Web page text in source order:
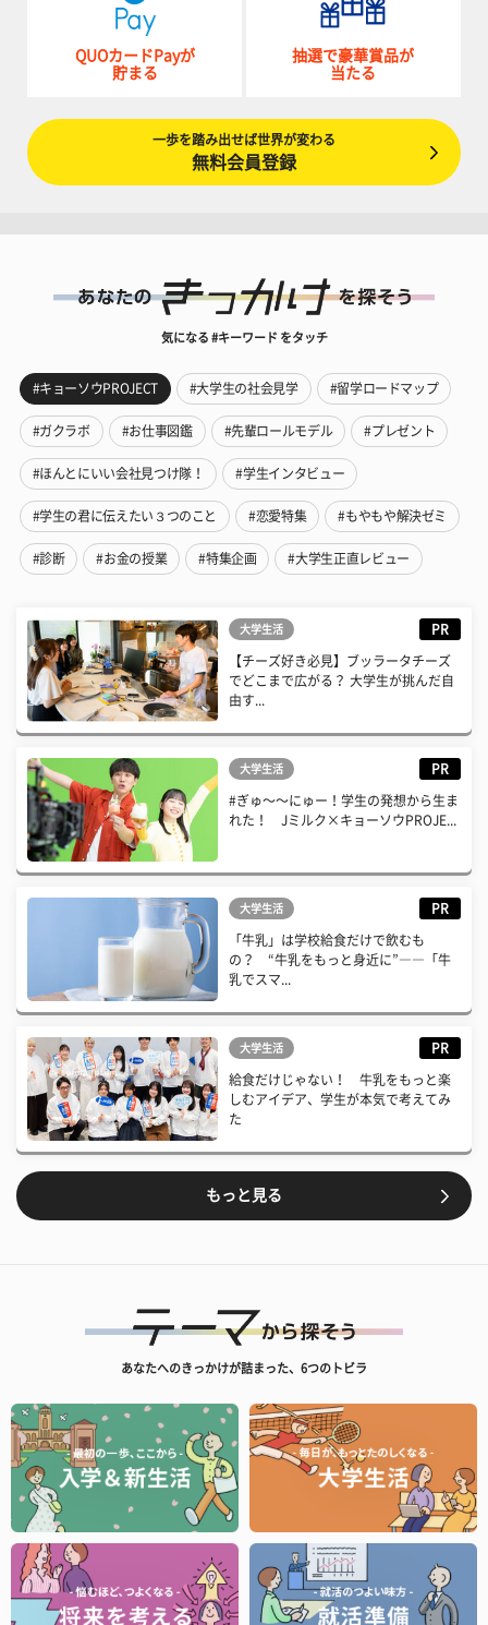
QUOカードPayが
貯まる
抽選で豪華賞品が
当たる
一歩を踏み出せば世界が変わる
無料会員登録
気になる #キーワード をタッチ
#キョーソウPROJECT #大学生の社会見学 #留学ロードマップ
#ガクラボ #お仕事図鑑 #先輩ロールモデル #プレゼント
#ほんとにいい会社見つけ隊！ #学生インタビュー
#学生の君に伝えたい３つのこと #恋愛特集 #もやもや解決ゼミ
#診断 #お金の授業 #特集企画 #大学生正直レビュー
大学生活 PR
【チーズ好き必見】ブッラータチーズ
でどこまで広がる？ 大学生が挑んだ自
由す...
大学生活 PR
#ぎゅ〜〜にゅー！学生の発想から生ま
れた！ Jミルク×キョーソウPROJE...
大学生活 PR
「牛乳」は学校給食だけで飲むも
の？ “牛乳をもっと身近に”――「牛
乳でスマ...
大学生活 PR
給食だけじゃない！ 牛乳をもっと楽
しむアイデア、学生が本気で考えてみ
た
もっと見る
あなたへのきっかけが詰まった、6つのトビラ